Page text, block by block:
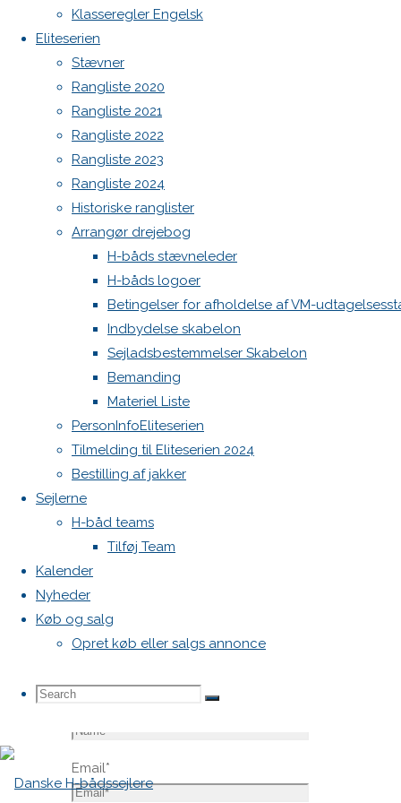
Klasseregler Engelsk
Eliteserien
Stævner
Rangliste 2020
Rangliste 2021
Rangliste 2022
Rangliste 2023
Rangliste 2024
Historiske ranglister
Arrangør drejebog
H-båds stævneleder
H-båds logoer
Betingelser for afholdelse af VM-
Indbydelse skabelon
Sejladsbestemmelser Skabelon
Bemanding
Materiel Liste
PersonInfoEliteserien
Tilmelding til Eliteserien 2024
Bestilling af jakker
Sejlerne
H-båd teams
Tilføj Team
Kalender
Nyheder
Køb og salg
Opret køb eller salgs annonce
Search
Search
Search
Previous
image
Skriv
et
svar
Din e-
mailadresse
vil ikke
publiceret.
Krævede
felter er
markeret
med
Comment
Email*
Botnia 1987 DEN 613
Indlægsfeed
Kommentarfeed
WordPress.org
Back
to
Top
Danske H-bådssejlere
ligaen
©Danske H-bådssejlere